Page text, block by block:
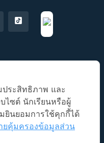
ระสิทธิภาพ และ
ไซต์ นักเรียนหรือผู้
ยินยอมการใช้คุกกี้ได้
ยคุ้มครองข้อมูลส่วน